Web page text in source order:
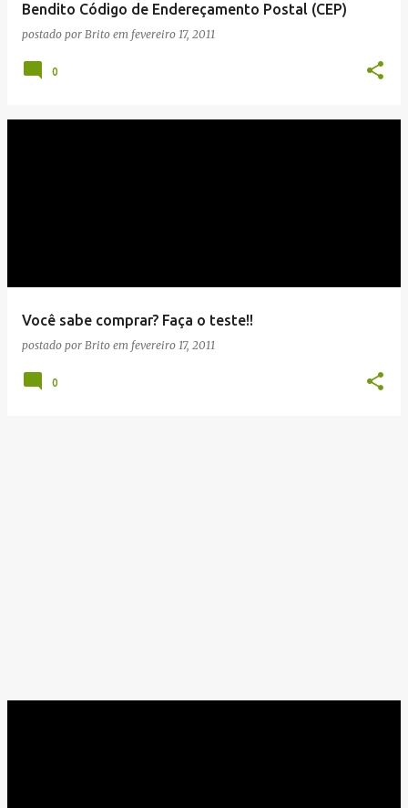
Bendito Código de Endereçamento Postal (CEP)
postado por Brito em fevereiro 17, 2011
0
Você sabe comprar? Faça o teste!!
postado por Brito em fevereiro 17, 2011
0